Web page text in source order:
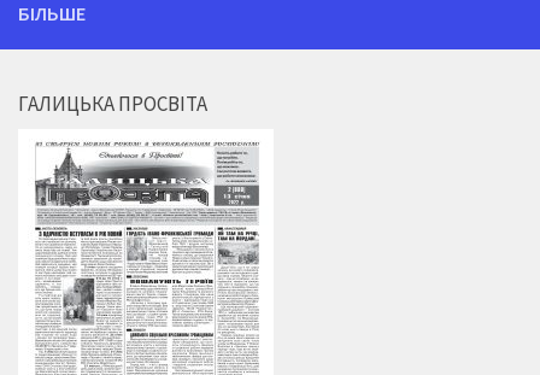
БІЛЬШЕ
ГАЛИЦЬКА ПРОСВІТА